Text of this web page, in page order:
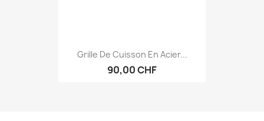
Grille De Cuisson En Acier...
90,00 CHF